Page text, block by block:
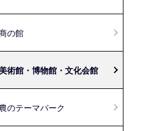
の館
術館・博物館・文化会館
のテーマパーク